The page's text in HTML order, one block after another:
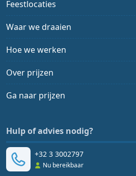
Feestlocaties
Waar we draaien
Hoe we werken
Over prijzen
Ga naar prijzen
Hulp of advies nodig?
+32 3 3002797
Nu bereikbaar